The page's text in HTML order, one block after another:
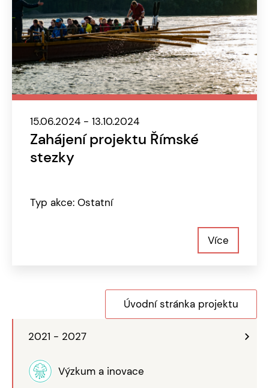
2021 - 2027
Výzkum a inovace
15.06.2024 - 13.10.2024
Zahájení projektu Římské
stezky
Typ akce: Ostatní
Více
Úvodní stránka projektu